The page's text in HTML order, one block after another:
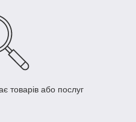
товарів або послуг